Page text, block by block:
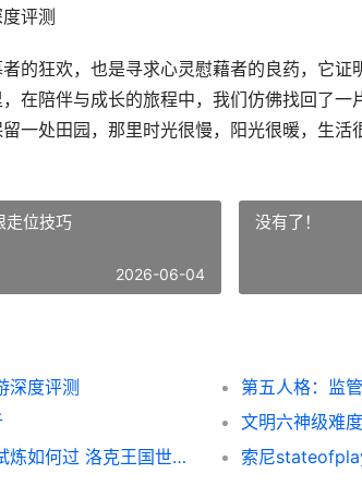
评测
的狂欢，也是寻求心灵慰藉者的良药，它
在陪伴与成长的旅程中，我们仿佛找回了
一处田园，那里时光很慢，阳光很暖，生活
走位技巧
2026-06-04
没有了！
深度评测
第五人格：监
文明六神级难
洛克王国世界罗隐领地试炼如何过 洛克王国世界罗隐领地试炼策略 洛克王国世界罗隐怎么进化的